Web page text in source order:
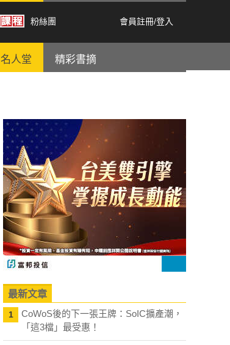
粉絲團 會員註冊/登入
名人堂 精彩書摘
最新文章
1
CoWoS後的下一張王牌：SoIC擴產潮，
「這3檔」最受惠！